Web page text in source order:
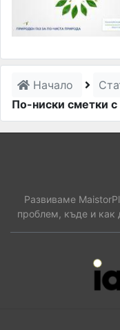
Начало
По-ниски сметки с
Развиваме
проблем, къде и как